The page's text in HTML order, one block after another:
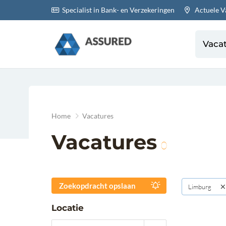
Home Vacatures
Vacatures 0
Zoekopdracht opslaan
Locatie
Limburg
Specialist in Bank- en Verzekeringen Actuele